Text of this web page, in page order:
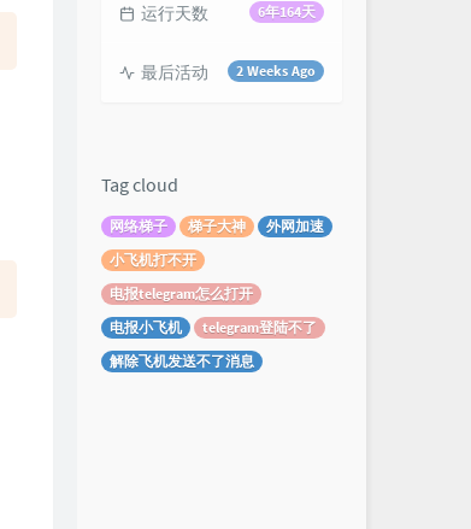
6年164天
运行天数
2 Weeks Ago
最后活动
Tag cloud
网络梯子 梯子大神
外网加速
小飞机打不开
电报telegram怎么打开
电报小飞机
telegram登陆不了
解除飞机发送不了消息